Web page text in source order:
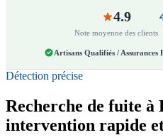
4.9
Note moyenne des clients
Artisans Qualifiés / Assurances
Détection précise
Recherche de fuite
intervention rapide